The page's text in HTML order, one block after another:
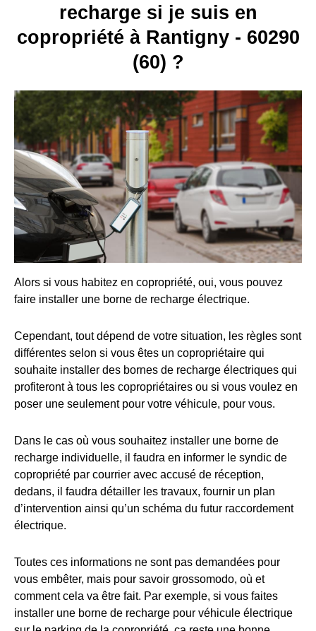
recharge si je suis en
copropriété à Rantigny - 60290
(60) ?
Alors si vous habitez en copropriété, oui, vous pouvez
faire installer une borne de recharge électrique.
Cependant, tout dépend de votre situation, les règles sont
différentes selon si vous êtes un copropriétaire qui
souhaite installer des bornes de recharge électriques qui
profiteront à tous les copropriétaires ou si vous voulez en
poser une seulement pour votre véhicule, pour vous.
Dans le cas où vous souhaitez installer une borne de
recharge individuelle, il faudra en informer le syndic de
copropriété par courrier avec accusé de réception,
dedans, il faudra détailler les travaux, fournir un plan
d’intervention ainsi qu’un schéma du futur raccordement
électrique.
Toutes ces informations ne sont pas demandées pour
vous embêter, mais pour savoir grossomodo, où et
comment cela va être fait. Par exemple, si vous faites
installer une borne de recharge pour véhicule électrique